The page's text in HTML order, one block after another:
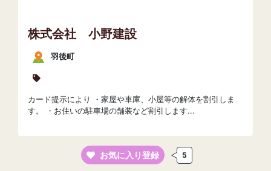
株式会社 小野建設
羽後町
カード提示により ・家屋や車庫、小屋等の解体を割引しま
す。 ・お住いの駐車場の舗装など割引します...
お気に入り登録 5